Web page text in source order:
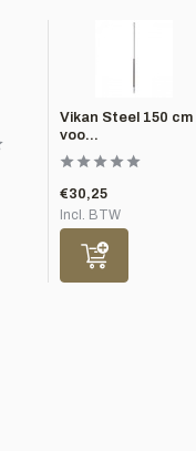
Vikan Steel 150 cm
voo...
€30,25
Incl. BTW